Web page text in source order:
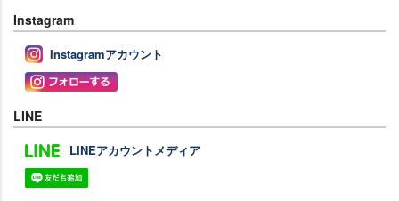
Instagram
Instagramアカウント
LINE
LINEアカウントメディア